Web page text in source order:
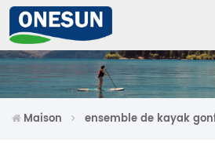
Maison ensemble de kayak